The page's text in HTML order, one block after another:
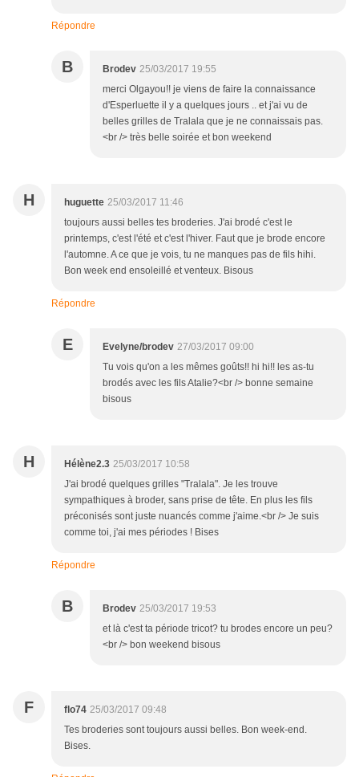
Répondre
B Brodev 25/03/2017 19:55
merci Olgayou!! je viens de faire la connaissance
d'Esperluette il y a quelques jours .. et j'ai vu de
belles grilles de Tralala que je ne connaissais pas.
<br /> très belle soirée et bon weekend
H huguette 25/03/2017 11:46
toujours aussi belles tes broderies. J'ai brodé c'est le
printemps, c'est l'été et c'est l'hiver. Faut que je brode encore
l'automne. A ce que je vois, tu ne manques pas de fils hihi.
Bon week end ensoleillé et venteux. Bisous
Répondre
E Evelyne/brodev 27/03/2017 09:00
Tu vois qu'on a les mêmes goûts!! hi hi!! les as-tu
brodés avec les fils Atalie?<br /> bonne semaine
bisous
H Hélène2.3 25/03/2017 10:58
J'ai brodé quelques grilles "Tralala". Je les trouve
sympathiques à broder, sans prise de tête. En plus les fils
préconisés sont juste nuancés comme j'aime.<br /> Je suis
comme toi, j'ai mes périodes ! Bises
Répondre
B Brodev 25/03/2017 19:53
et là c'est ta période tricot? tu brodes encore un peu?
<br /> bon weekend bisous
F flo74 25/03/2017 09:48
Tes broderies sont toujours aussi belles. Bon week-end.
Bises.